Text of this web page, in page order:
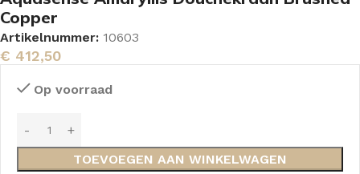
Copper
Artikelnummer: 10603
€ 412,50
Op voorraad
TOEVOEGEN AAN WINKELWAGEN